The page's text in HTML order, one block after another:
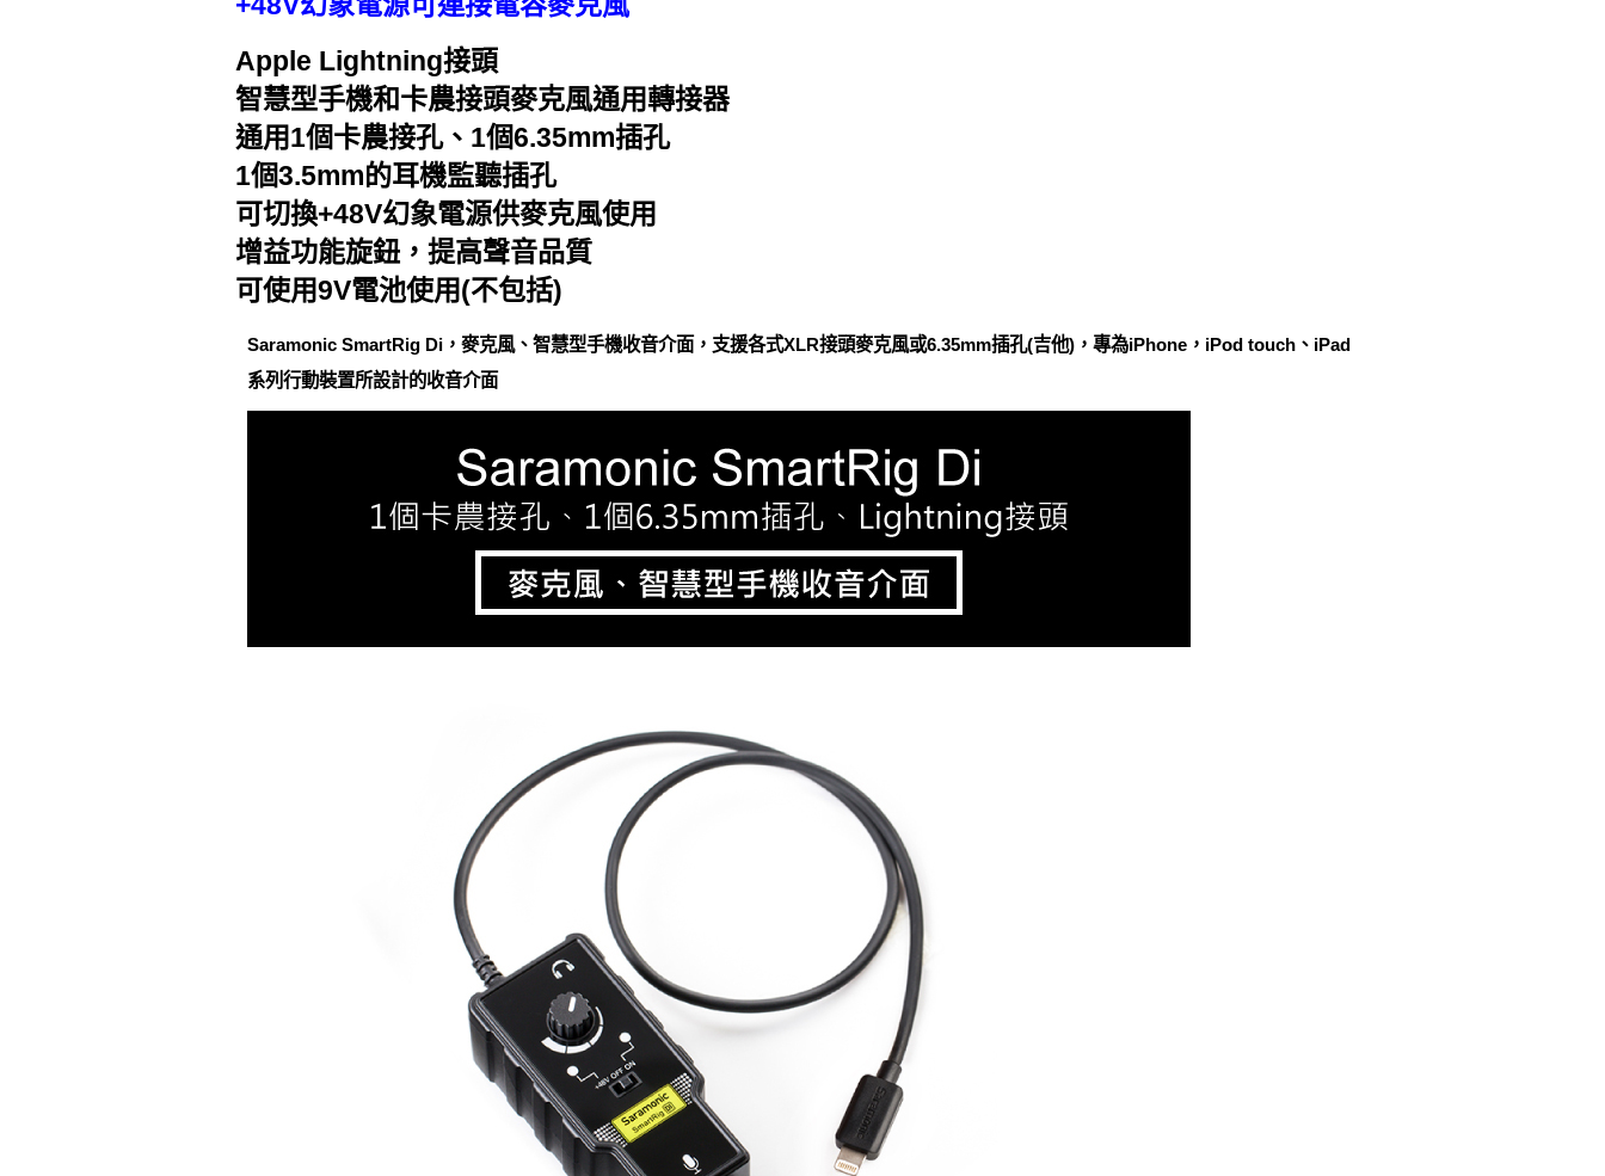
Apple Lightning接頭
智慧型手機和卡農接頭麥克風通用轉接器
通用1個卡農接孔、1個6.35mm插孔
1個3.5mm的耳機監聽插孔
可切換+48V幻象電源供麥克風使用
增益功能旋鈕，提高聲音品質
可使用9V電池使用(不包括)
Saramonic SmartRig Di，麥克風、智慧型手機收音介面，支援各式XLR接頭麥克風或6.35mm插孔(吉他)，專為iPhone，iPod touch、iPad
系列行動裝置所設計的收音介面